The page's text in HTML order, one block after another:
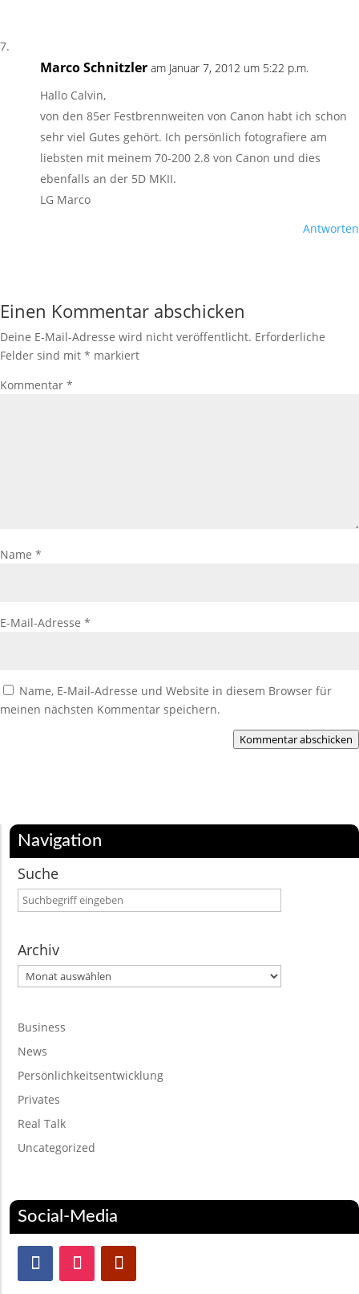
Marco Schnitzler am Januar 7, 2012 um 5:22 p.m.
Hallo Calvin,
von den 85er Festbrennweiten von Canon habt ich schon
sehr viel Gutes gehört. Ich persönlich fotografiere am
liebsten mit meinem 70-200 2.8 von Canon und dies
ebenfalls an der 5D MKII.
LG Marco
Antworten
Einen Kommentar abschicken
Deine E-Mail-Adresse wird nicht veröffentlicht. Erforderliche
Felder sind mit * markiert
Kommentar *
Name *
E-Mail-Adresse *
Name, E-Mail-Adresse und Website in diesem Browser für
meinen nächsten Kommentar speichern.
Kommentar abschicken
Navigation
Suche
Archiv
Archiv
Business
News
Persönlichkeitsentwicklung
Privates
Real Talk
Uncategorized
Social-Media